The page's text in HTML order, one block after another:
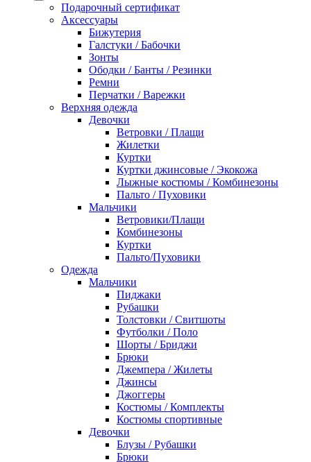
Подарочный сертификат
Аксессуары
Бижутерия
Галстуки / Бабочки
Зонты
Ободки / Банты / Резинки
Ремни
Перчатки / Варежки
Верхняя одежда
Девочки
Ветровки / Плащи
Жилетки
Куртки
Куртки джинсовые / Экокожа
Лыжные костюмы / Комбинезоны
Пальто / Пуховики
Мальчики
Ветровики/Плащи
Комбинезоны
Куртки
Пальто/Пуховики
Одежда
Мальчики
Пиджаки
Рубашки
Толстовки / Свитшоты
Футболки / Поло
Шорты / Бриджи
Брюки
Джемпера / Жилеты
Джинсы
Джоггеры
Костюмы / Комплекты
Костюмы спортивные
Девочки
Блузы / Рубашки
Брюки